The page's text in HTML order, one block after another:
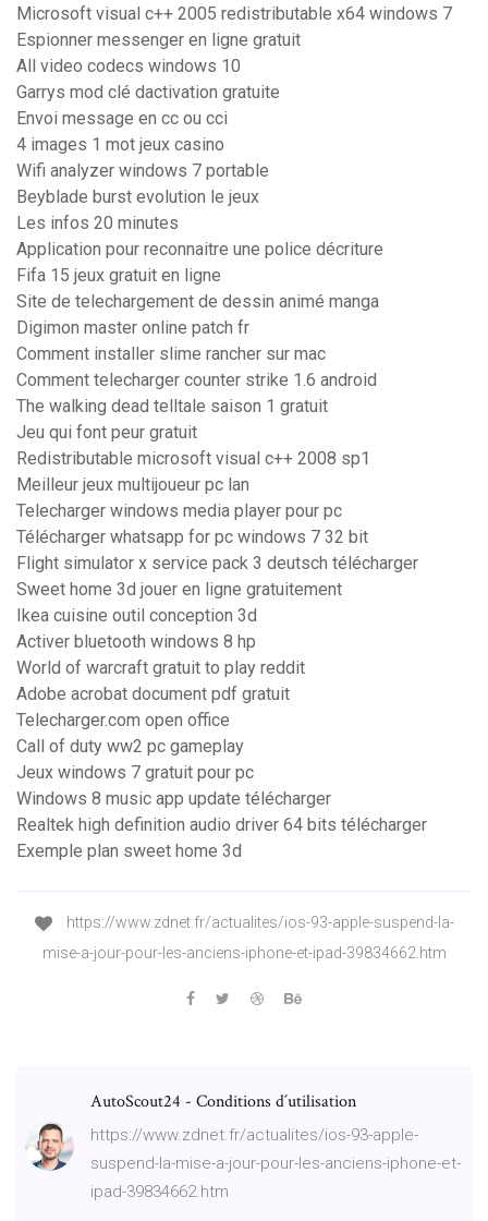
Microsoft visual c++ 2005 redistributable x64 windows 7
Espionner messenger en ligne gratuit
All video codecs windows 10
Garrys mod clé dactivation gratuite
Envoi message en cc ou cci
4 images 1 mot jeux casino
Wifi analyzer windows 7 portable
Beyblade burst evolution le jeux
Les infos 20 minutes
Application pour reconnaitre une police décriture
Fifa 15 jeux gratuit en ligne
Site de telechargement de dessin animé manga
Digimon master online patch fr
Comment installer slime rancher sur mac
Comment telecharger counter strike 1.6 android
The walking dead telltale saison 1 gratuit
Jeu qui font peur gratuit
Redistributable microsoft visual c++ 2008 sp1
Meilleur jeux multijoueur pc lan
Telecharger windows media player pour pc
Télécharger whatsapp for pc windows 7 32 bit
Flight simulator x service pack 3 deutsch télécharger
Sweet home 3d jouer en ligne gratuitement
Ikea cuisine outil conception 3d
Activer bluetooth windows 8 hp
World of warcraft gratuit to play reddit
Adobe acrobat document pdf gratuit
Telecharger.com open office
Call of duty ww2 pc gameplay
Jeux windows 7 gratuit pour pc
Windows 8 music app update télécharger
Realtek high definition audio driver 64 bits télécharger
Exemple plan sweet home 3d
https://www.zdnet.fr/actualites/ios-93-apple-suspend-la-
mise-a-jour-pour-les-anciens-iphone-et-ipad-39834662.htm
AutoScout24 - Conditions d´utilisation
https://www.zdnet.fr/actualites/ios-93-apple-
suspend-la-mise-a-jour-pour-les-anciens-iphone-et-
ipad-39834662.htm